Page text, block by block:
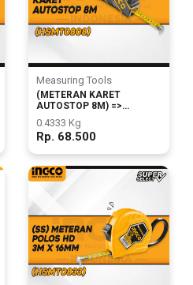
Measuring Tools
(METERAN KARET
AUTOSTOP 8M) =>
0.4333 Kg
Rp. 68.500